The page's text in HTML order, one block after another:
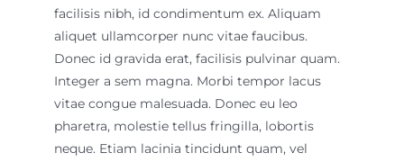
facilisis nibh, id condimentum ex. Aliquam
aliquet ullamcorper nunc vitae faucibus.
Donec id gravida erat, facilisis pulvinar quam.
Integer a sem magna. Morbi tempor lacus
vitae congue malesuada. Donec eu leo
pharetra, molestie tellus fringilla, lobortis
neque. Etiam lacinia tincidunt quam, vel